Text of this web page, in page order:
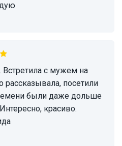
рассказывала, посетили
были даже дольше
красиво.